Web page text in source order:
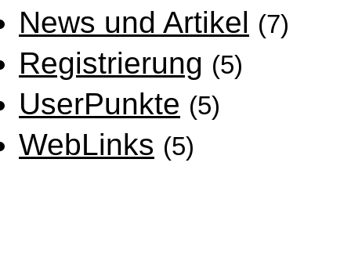
News und Artikel (7)
Registrierung (5)
UserPunkte (5)
WebLinks (5)